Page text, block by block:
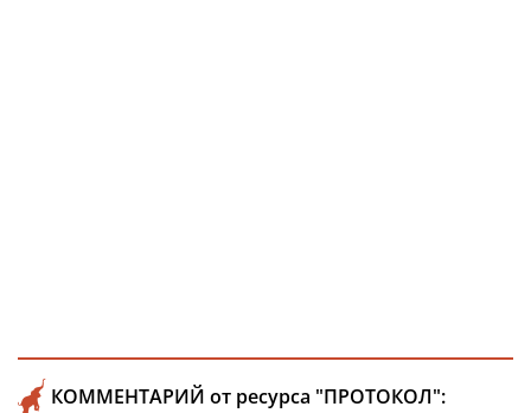
КОММЕНТАРИЙ от ресурса "ПРОТОКОЛ":